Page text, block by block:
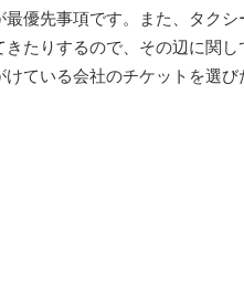
優先事項です。また、タクシ
たりするので、その辺に関し
ている会社のチケットを選び